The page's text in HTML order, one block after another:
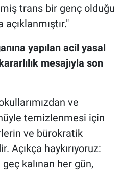
trans bir genç olduğu
yapılan acil yasal
mesajıyla son
ve
temizlenmesi için
ve bürokratik
Açıkça haykırıyoruz:
kalınan her gün,